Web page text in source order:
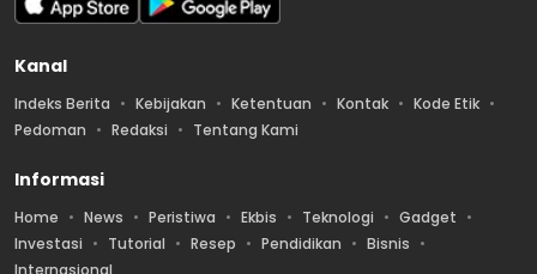
Kanal
Indeks Berita Kebijakan Ketentuan Kontak
Kode Etik
Pedoman
Redaksi Tentang Kami
Informasi
Home News Peristiwa Ekbis Teknologi
Gadget
Investasi
Tutorial Resep Pendidikan
Bisnis
Internasional